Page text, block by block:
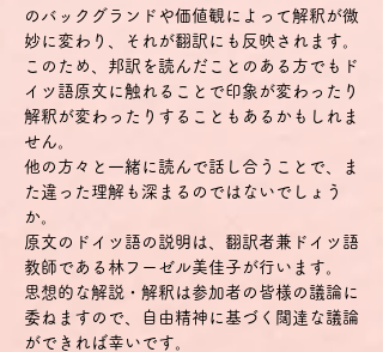
のバックグランドや価値観によって解釈が微
妙に変わり、それが翻訳にも反映されます。
このため、邦訳を読んだことのある方でもド
イツ語原文に触れることで印象が変わったり
解釈が変わったりすることもあるかもしれま
せん。
他の方々と一緒に読んで話し合うことで、ま
た違った理解も深まるのではないでしょう
か。
原文のドイツ語の説明は、翻訳者兼ドイツ語
教師である林フーゼル美佳子が行います。
思想的な解説・解釈は参加者の皆様の議論に
委ねますので、自由精神に基づく闊達な議論
ができれば幸いです。